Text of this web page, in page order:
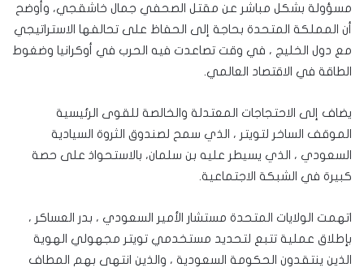
مسؤولة بشكل مباشر عن مقتل الصحفي جمال خاشقجي، وأوضح
أن المملكة المتحدة بحاجة إلى الحفاظ على تحالفها الاستراتيجي
مع دول الخليج ، في وقت تصاعدت فيه الحرب في أوكرانيا وضغوط
الطاقة في الاقتصاد العالمي.
يضاف إلى الاحتجاجات المعتدلة والخالصة للقوى الرئيسية
الموقف الساخر لتويتر ، الذي سمح لصندوق الثروة السيادية
السعودي ، الذي يسيطر عليه بن سلمان، بالاستحواذ على حصة
كبيرة في الشبكة الاجتماعية.
اتهمت الولايات المتحدة مستشار الأمير السعودي ، بدر العساكر ،
بإطلاق عملية تتبع لتحديد مستخدمي تويتر مجهولي الهوية
الذين ينتقدون الحكومة السعودية ، والذين انتهى بهم المطاف